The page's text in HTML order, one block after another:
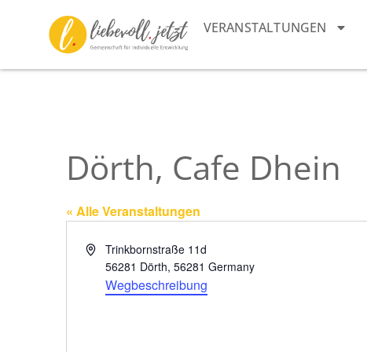
VERANSTALTUNGEN
Dörth, Cafe Dhein
« Alle Veranstaltungen
AdresseTrinkbornstraße 11d
56281 Dörth, 56281 Germany
Wegbeschreibung